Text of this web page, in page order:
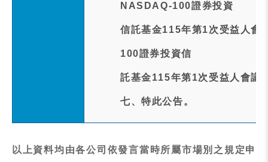
NASDAQ-100證券投資
信託基金115年第1次受益人會
100證券投資信
託基金115年第1次受益人會議
七、特此公告。
以上資料均由各公司依發言當時所屬市場別之規定申